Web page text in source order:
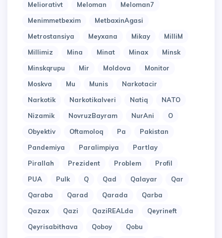
Meliorativt
Meloman
Meloman7
Menimmetbexim
MetbaxinAgasi
Metrostansiya
Meyxana Mikay
MilliM
Millimiz
Mina Minat Minax
Minsk
Minskqrupu
Mir Moldova
Monitor
Moskva
Mu Munis
Narkotacir
Narkotik
Narkotikalveri Natiq
NATO
Nizamik
NovruzBayram NurAni
O
Obyektiv
Oftamoloq Pa
Pakistan
Pandemiya
Paralimpiya
Partlay
Pirallah
Prezident Problem
Profil
PUA
Pulk Q Qad Qalayar
Qar
Qaraba
Qarad Qarada
Qarba
Qazax
Qazi QaziREALda
Qeyrineft
Qeyrisabithava
Qoboy Qobu